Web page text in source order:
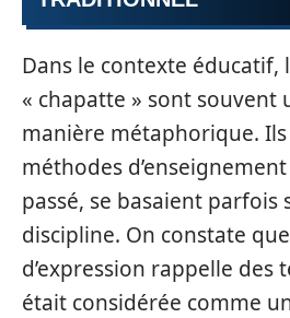
Dans le contexte éducatif,
« chapatte » sont souvent
manière métaphorique.
méthodes
passé, se basaient
discipline. On constate
d’expression rappelle des
était considérée comme